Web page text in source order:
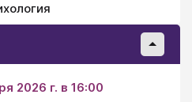
2026 г. в 16:00